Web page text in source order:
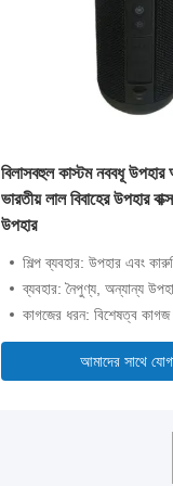
বিলাসবহুল কাস্টম নববধূ উপহার
ভারতীয় লাল বিবাহের উপহার
উপহার
শিল্প ব্যবহার: উপহার এবং
ব্যবহার: নৈপুণ্য, অন্যান্য
কাগজের ধরন: বিশেষত্ব কাগজ
আমাদের সাথে